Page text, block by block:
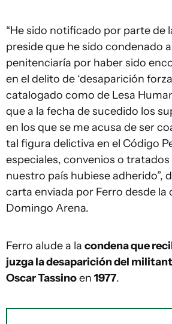
“He sido notificado por parte de
preside que he sido condenado
penitenciaría por haber sido
en el delito de ‘desaparición
catalogado como de Lesa
que a la fecha de sucedido los
en los que se me acusa de ser
tal figura delictiva en el Código
especiales, convenios o tratados
nuestro país hubiese adherido”,
carta enviada por Ferro desde la
Domingo Arena.
Ferro alude a la condena que
juzga la desaparición del
Oscar Tassinoen 1977.